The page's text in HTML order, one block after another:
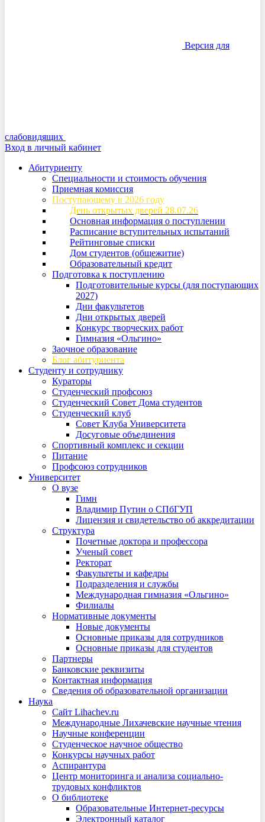
Версия для
слабовидящих
Вход в личный кабинет
Абитуриенту
Специальности и стоимость обучения
Приемная комиссия
Поступающему в 2026 году
День открытых дверей 28.07.26
Основная информация о поступлении
Расписание вступительных испытаний
Рейтинговые списки
Дом студентов (общежитие)
Образовательный кредит
Подготовка к поступлению
Подготовительные курсы (для поступающих
2027)
Дни факультетов
Дни открытых дверей
Конкурс творческих работ
Гимназия «Ольгино»
Заочное образование
Блог абитуриента
Студенту и сотруднику
Кураторы
Студенческий профсоюз
Студенческий Совет Дома студентов
Студенческий клуб
Совет Клуба Университета
Досуговые объединения
Спортивный комплекс и секции
Питание
Профсоюз сотрудников
Университет
О вузе
Гимн
Владимир Путин о СПбГУП
Лицензия и свидетельство об аккредитации
Структура
Почетные доктора и профессора
Ученый совет
Ректорат
Факультеты и кафедры
Подразделения и службы
Международная гимназия «Ольгино»
Филиалы
Нормативные документы
Новые документы
Основные приказы для сотрудников
Основные приказы для студентов
Партнеры
Банковские реквизиты
Контактная информация
Сведения об образовательной организации
Наука
Сайт Lihachev.ru
Международные Лихачевские научные чтения
Научные конференции
Студенческое научное общество
Конкурсы научных работ
Аспирантура
Центр мониторинга и анализа социально-
трудовых конфликтов
О библиотеке
Образовательные Интернет-ресурсы
Электронный каталог